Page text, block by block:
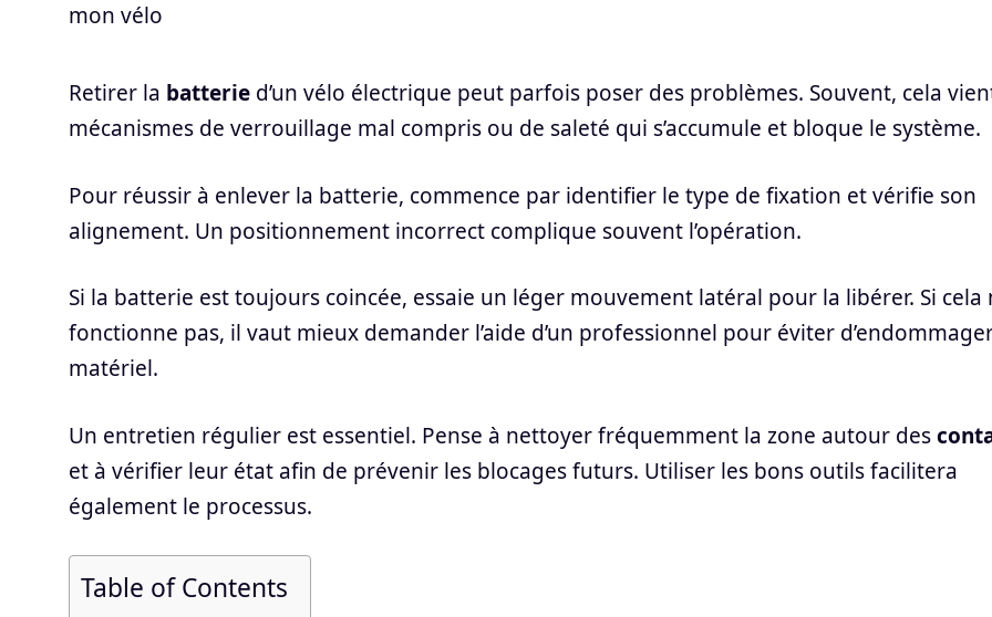
mon vélo
Retirer la batterie d’un vélo électrique peut parfois poser des problèmes. Souvent, cela
mécanismes de verrouillage mal compris ou de saleté qui s’accumule et bloque le système.
Pour réussir à enlever la batterie, commence par identifier le type de fixation et vérifie son
alignement. Un positionnement incorrect complique souvent l’opération.
Si la batterie est toujours coincée, essaie un léger mouvement latéral pour la libérer. Si cela
fonctionne pas, il vaut mieux demander l’aide d’un professionnel pour éviter
matériel.
Un entretien régulier est essentiel. Pense à nettoyer fréquemment la zone autour des
et à vérifier leur état afin de prévenir les blocages futurs. Utiliser les bons outils facilitera
également le processus.
Table of Contents